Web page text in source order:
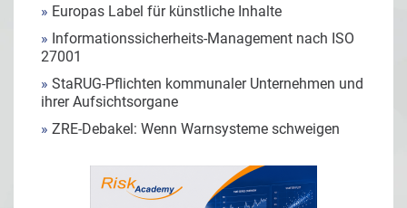
» Europas Label für künstliche Inhalte
» Informationssicherheits-Management nach ISO
27001
» StaRUG-Pflichten kommunaler Unternehmen und
ihrer Aufsichtsorgane
» ZRE-Debakel: Wenn Warnsysteme schweigen